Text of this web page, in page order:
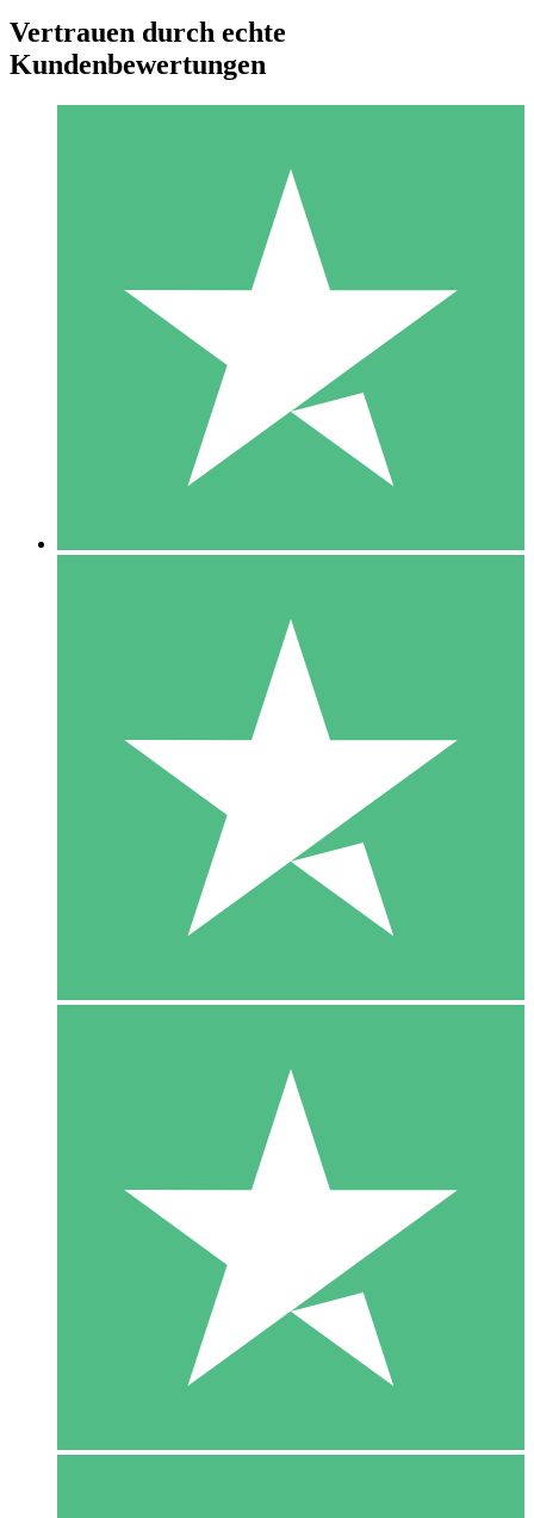
Individuelle Credit-Pakete
Zahlen Sie nach Bedarf mit Download-Credits. Keine
monatliche Verpflichtung erforderlich.
10 00
10 Downloads
20 00
Vertrauen durch echte
Kundenbewertungen